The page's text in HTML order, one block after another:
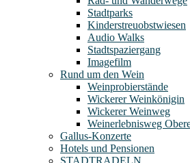
Stadtparks
Kinderstreuobstwiesen
Audio Walks
Stadtspaziergang
Imagefilm
Rund um den Wein
Weinprobierstände
Wickerer Weinkönigin
Wickerer Weinweg
Weinerlebnisweg
Gallus-Konzerte
Hotels und Pensionen